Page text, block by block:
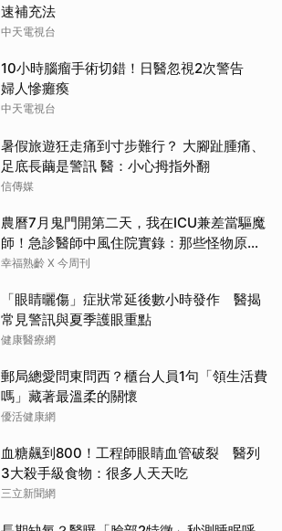
速補充法
中天電視台
10小時腦瘤手術切錯！日醫忽視2次警告
婦人慘癱瘓
中天電視台
暑假旅遊狂走痛到寸步難行？ 大腳趾腫痛、
足底長繭是警訊 醫：小心拇指外翻
信傳媒
農曆7月鬼門開第二天，我在ICU兼差當驅魔
師！急診醫師中風住院實錄：那些怪物原來
叫譫妄
幸福熟齡 X 今周刊
「眼睛曬傷」症狀常延後數小時發作 醫揭
常見警訊與夏季護眼重點
健康醫療網
郵局總愛問東問西？櫃台人員1句「領生活費
嗎」藏著最溫柔的關懷
優活健康網
血糖飆到800！工程師眼睛血管破裂 醫列
3大殺手級食物：很多人天天吃
三立新聞網